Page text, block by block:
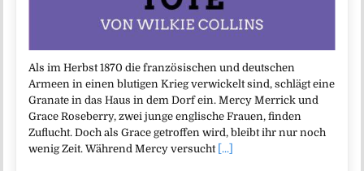
Als im Herbst 1870 die französischen und deutschen
Armeen in einen blutigen Krieg verwickelt sind, schlägt eine
Granate in das Haus in dem Dorf ein. Mercy Merrick und
Grace Roseberry, zwei junge englische Frauen, finden
Zuflucht. Doch als Grace getroffen wird, bleibt ihr nur noch
wenig Zeit. Während Mercy versucht [...]